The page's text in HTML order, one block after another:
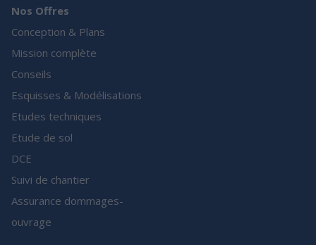
Nos Offres
Conception & Plans
Mission complète
Conseils
Esquisses & Modélisations
Etudes techniques
Etude de sol
DCE
Suivi de chantier
Assurance dommages-
ouvrage